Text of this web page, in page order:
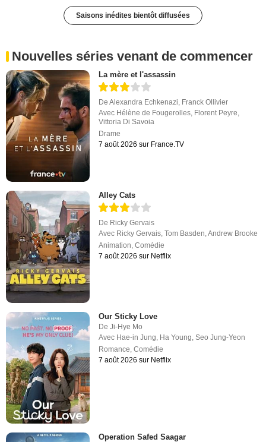
Saisons inédites bientôt diffusées
Nouvelles séries venant de commencer
La mère et l'assassin
DeAlexandra Echkenazi, Franck Ollivier
Avec Hélène de Fougerolles, Florent Peyre,
Vittoria Di Savoia
Drame
7 août 2026 sur France.TV
Alley Cats
De Ricky Gervais
Avec Ricky Gervais,Tom Basden,Andrew Brooke
Animation,Comédie
7 août 2026 sur Netflix
Our Sticky Love
DeJi-Hye Mo
Avec Hae-in Jung Ha Young ,Seo Jung-Yeon
Romance ,Comédie
7 août 2026 sur Netflix
Operation Safed Saagar